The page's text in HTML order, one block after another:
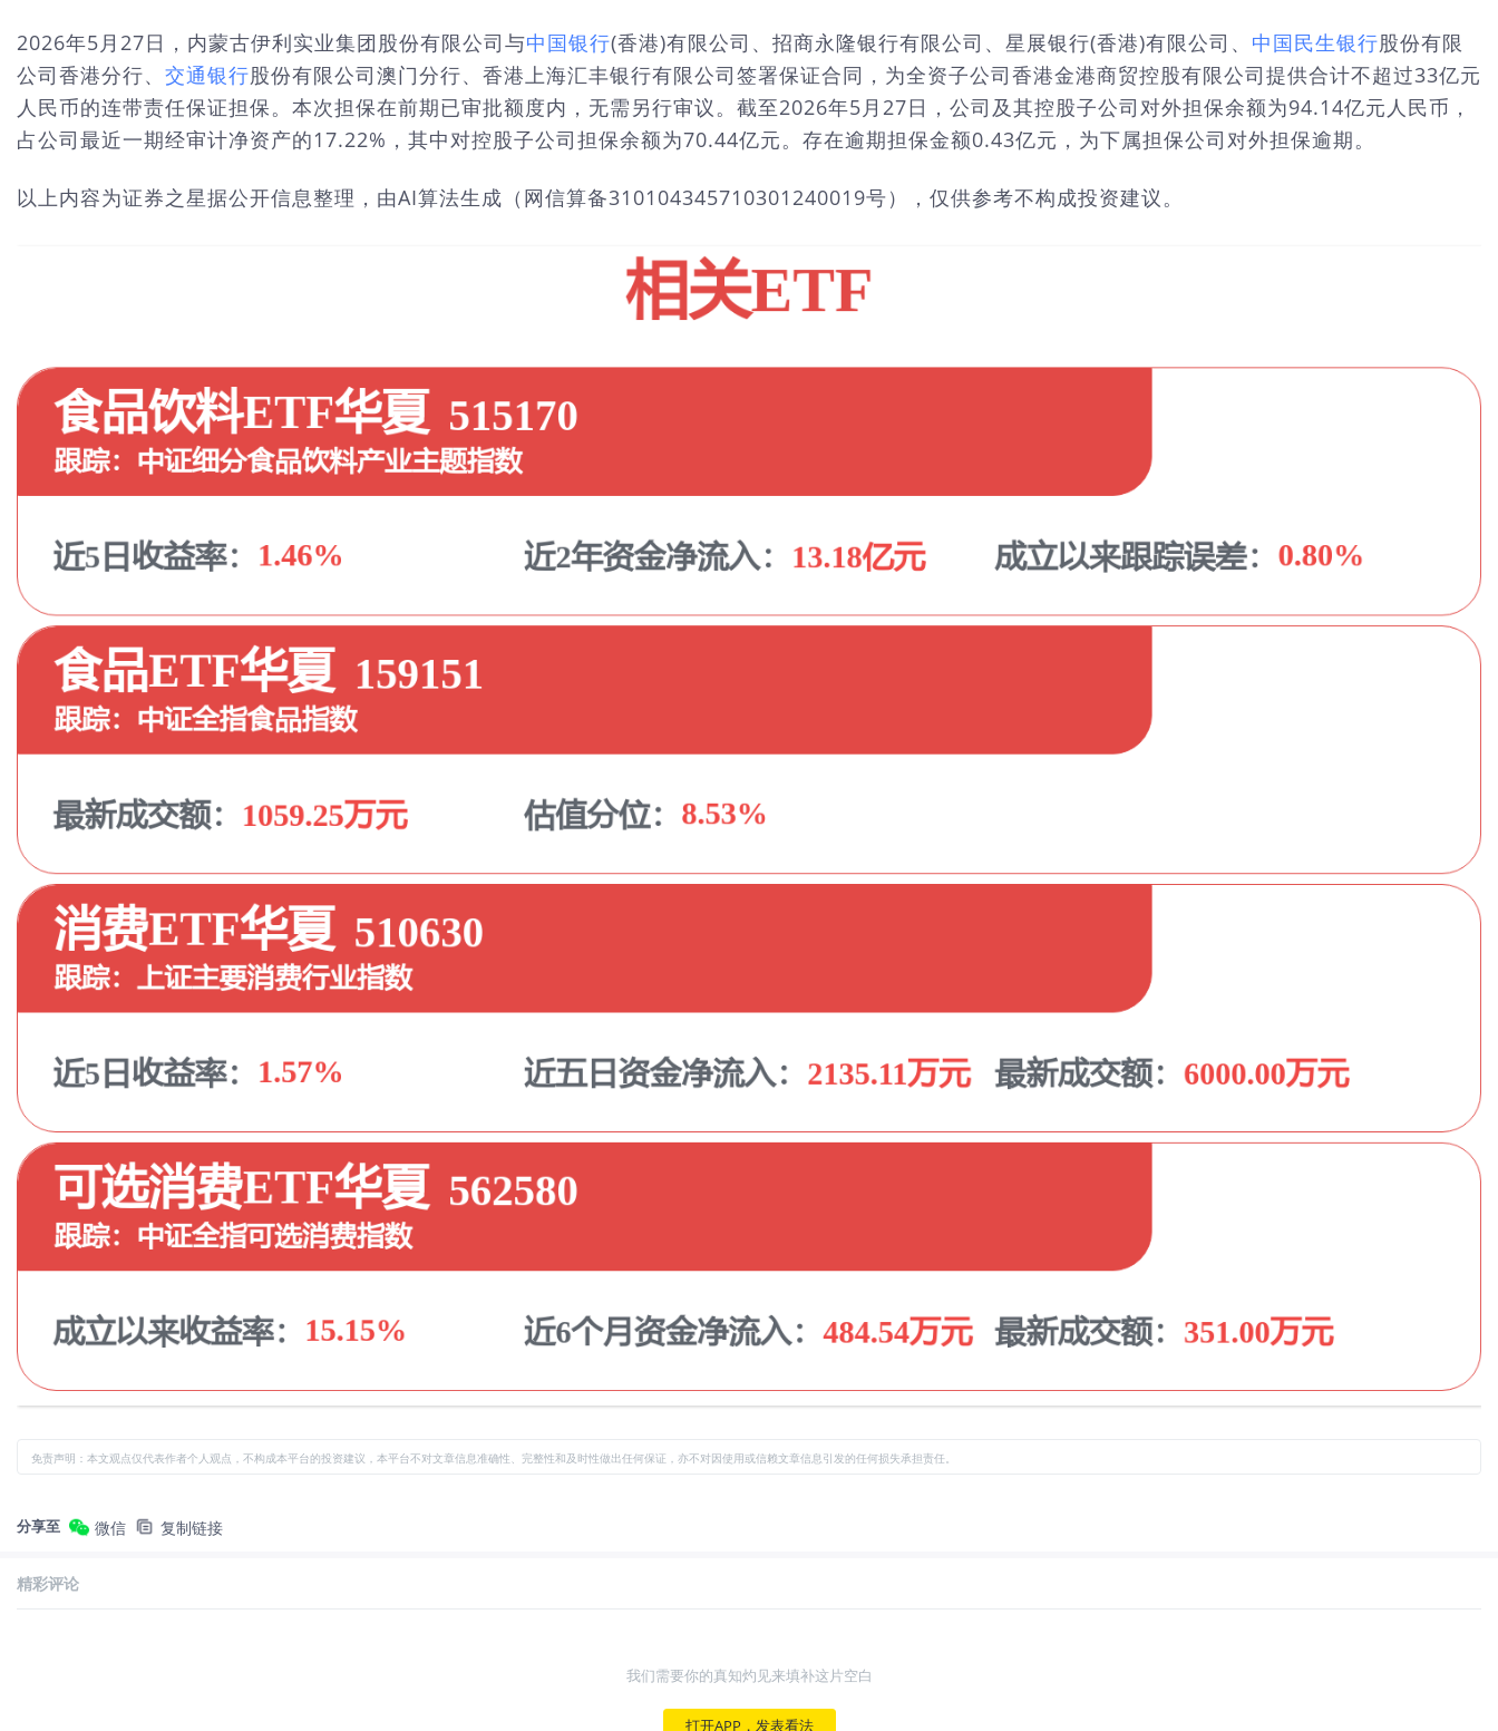
2026年5月27日，内蒙古伊利实业集团股份有限公司与中国银行(香港)有限公司、招商永隆银行有限公司、星展银行(香港)有限公司、 中国民生银行股份有限
公司香港分行、 交通银行股份有限公司澳门分行、香港上海汇丰银行有限公司签署保证合同，为全资子公司香港金港商贸控股有限公司提供合计不超过33亿元
人民币的连带责任保证担保。本次担保在前期已审批额度内，无需另行审议。截至2026年5月27日，公司及其控股子公司对外担保余额为94.14亿元人民币，
占公司最近一期经审计净资产的17.22%，其中对控股子公司担保余额为70.44亿元。存在逾期担保金额0.43亿元，为下属担保公司对外担保逾期。
以上内容为证券之星据公开信息整理，由AI算法生成（网信算备310104345710301240019号），仅供参考不构成投资建议。
免责声明：本文观点仅代表作者个人观点，不构成本平台的投资建议，本平台不对文章信息准确性、完整性和及时性做出任何保证，亦不对因使用或信赖文章信息引发的任何损失承担责任。
分享至 微信 复制链接
精彩评论
我们需要你的真知灼见来填补这片空白
打开APP，发表看法